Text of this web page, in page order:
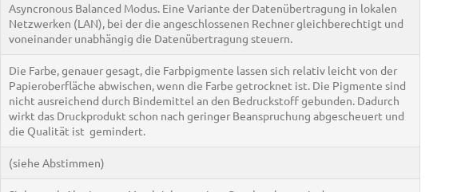
Asyncronous Balanced Modus. Eine Variante der Datenübertragung in lokalen
Netzwerken (LAN), bei der die angeschlossenen Rechner gleichberechtigt und
voneinander unabhängig die Datenübertragung steuern.
Die Farbe, genauer gesagt, die Farbpigmente lassen sich relativ leicht von der
Papieroberfläche abwischen, wenn die Farbe getrocknet ist. Die Pigmente sind
nicht ausreichend durch Bindemittel an den Bedruckstoff gebunden. Dadurch
wirkt das Druckprodukt schon nach geringer Beanspruchung abgescheuert und
die Qualität ist gemindert.
(siehe Abstimmen)